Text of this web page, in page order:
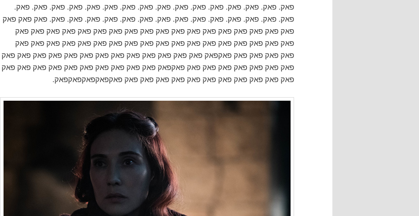
פאק. פאק. פאק. פאק. פאק. פאק. פאק. פאק. פאק. פאק. פאק. פאק. פאק. פאק. פאק. פאק.
פאק. פאק. פאק. פאק. פאק. פאק. פאק. פאק. פאק. פאק. פאק. פאק. פאק. פאק. פאק פאק פאק
פאק פאק פאק פאק פאק פאק פאק פאק פאק פאק פאק פאק פאק פאק פאק פאק פאק פאק
פאק פאק פאק פאק פאק פאק פאק פאק פאק פאק פאק פאק פאק פאק פאק פאק פאק פאק
פאק פאק פאק פאק פאקפאק פאק פאק פאק פאק פאק פאק פאק פאק פאק פאק פאק פאק פאק
פאק פאק פאק פאק פאק פאק פאק פאקפאק פאק פאק פאק פאק פאק פאק פאק פאק פאק פאק
פאק פאק פאק פאק פאק פאק פאק פאק פאק פאק פאק פאקפאקפאקפאקפאק.